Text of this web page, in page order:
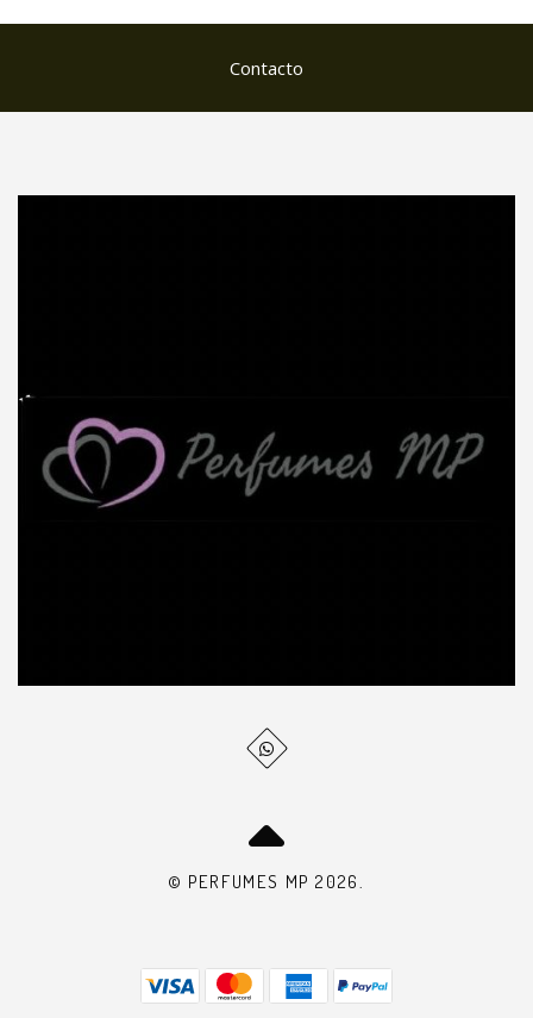
Contacto
© PERFUMES MP 2026.